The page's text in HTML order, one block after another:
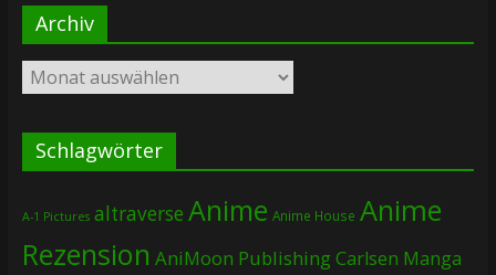
Archiv
Archiv
Schlagwörter
A-1 Pictures altraverse Anime Anime House Anime
Rezension AniMoon PublishingCarlsen Manga